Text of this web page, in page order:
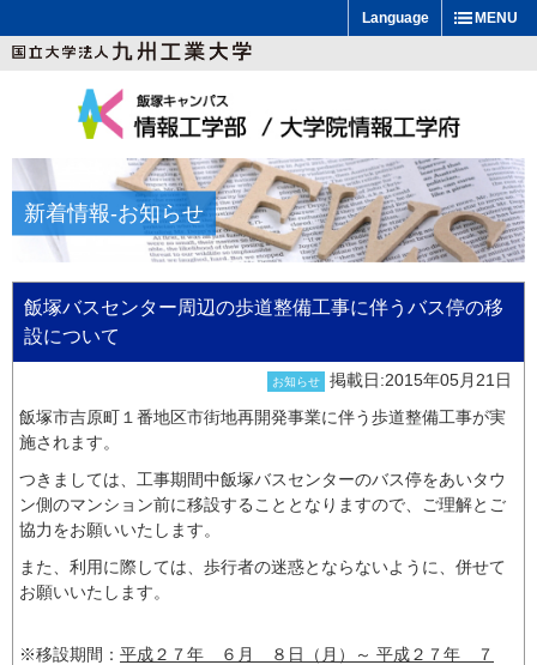
MENU
Language
新着情報-お知らせ
飯塚バスセンター周辺の歩道整備工事に伴うバス停の移
設について
お知らせ
掲載日:2015年05月21日
飯塚市吉原町１番地区市街地再開発事業に伴う歩道整備工事が実
施されます。
つきましては、工事期間中飯塚バスセンターのバス停をあいタウ
ン側のマンション前に移設することとなりますので、ご理解とご
協力をお願いいたします。
また、利用に際しては、歩行者の迷惑とならないように、併せて
お願いいたします。
※移設期間： 平成２７年 ６月 ８日（月）～ 平成２７年 ７